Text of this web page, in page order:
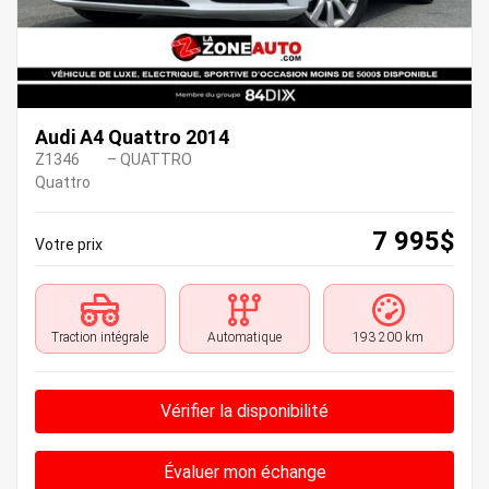
Audi A4 Quattro 2014
Z1346
– QUATTRO
Quattro
Votre prix 7 995$
Traction intégrale Automatique 193 200 km
Vérifier la disponibilité
Évaluer mon échange